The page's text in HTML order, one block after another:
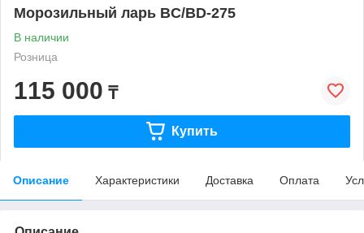
Морозильный ларь BC/BD-275
В наличии
Розница
115 000 ₸
Купить
Описание Характеристики Доставка Оплата